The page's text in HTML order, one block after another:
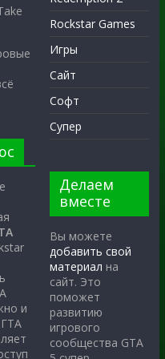
и
Rockstar Games
Игры
Сайт
Софт
Супер
Делаем
вместе
Вы можете
добавить свой
материал на
сайт. Это
поможет
развитию
игрового
сообщества GTA